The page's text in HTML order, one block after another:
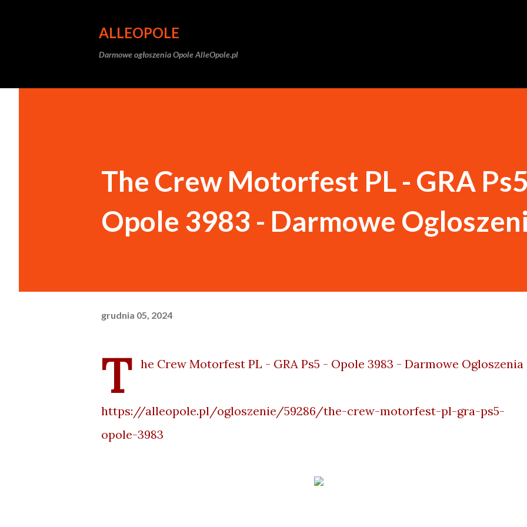
ALLEOPOLE
Darmowe ogłoszenia Opole AlleOpole.pl
The Crew Motorfest PL - GRA
Opole 3983 - Darmowe
grudnia 05, 2024
T he Crew Motorfest PL - GRA Ps5 - Opole 3983 - Darmowe Ogloszenia
https://alleopole.pl/ogloszenie/59286/the-crew-motorfest-pl-gra-ps5-
opole-3983